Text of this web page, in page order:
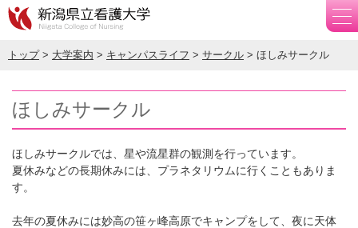
トップ > 大学案内 > キャンパスライフ > サークル > ほしみサークル
ほしみサークル
ほしみサークルでは、星や流星群の観測を行っています。
夏休みなどの長期休みには、プラネタリウムに行くこともありま
す。
去年の夏休みには妙高の笹ヶ峰高原でキャンプをして、夜に天体